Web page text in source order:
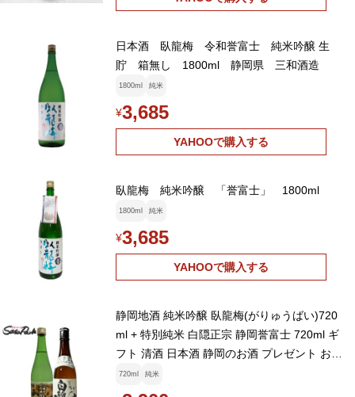
日本酒 臥龍梅 令和誉富士 純米吟醸 生
貯 箱無し 1800ml 静岡県 三和酒造
1800ml 純米
¥3,685
YAHOOで購入する
臥龍梅 純米吟醸 「誉富士」 1800ml
1800ml 純米
¥3,685
YAHOOで購入する
静岡地酒 純米吟醸 臥龍梅(がりゅうばい)720
ml + 特別純米 白隠正宗 静岡誉富士 720ml ギ
フト 清酒 日本酒 静岡のお酒 プレゼント お中
元 御供
720ml 純米